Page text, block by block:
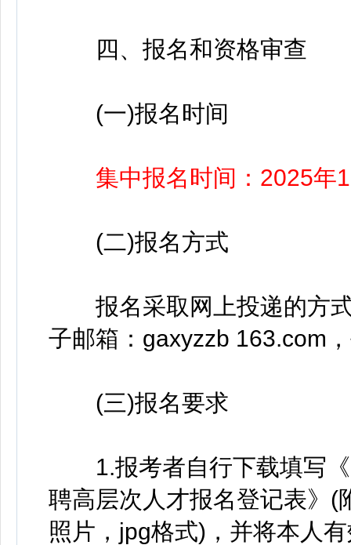
四、报名和资格审查
(一)报名时间
集中报名时间：2025
(二)报名方式
报名采取网上投递的方式
子邮箱：gaxyzzb 163.com
(三)报名要求
1.报考者自行下载填写《
聘高层次人才报名登记表》(
照片，jpg格式)，并将本人